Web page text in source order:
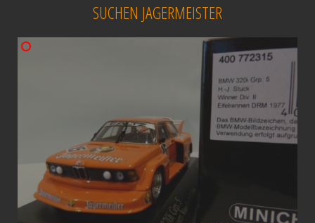
SUCHEN JAGERMEISTER